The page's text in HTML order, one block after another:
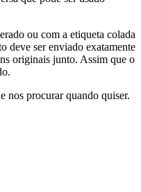
ou com a etiqueta colada
deve ser enviado exatamente
originais junto. Assim que o
nos procurar quando quiser.